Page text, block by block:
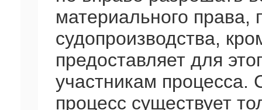
материального права,
судопроизводства,
предоставляет для
участникам процесса.
процесс существует